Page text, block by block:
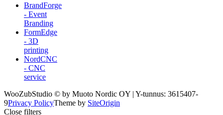
BrandForge
- Event
Branding
FormEdge
- 3D
printing
NordCNC
- CNC
service
WooZubStudio © by Muoto Nordic OY | Y-tunnus: 3615407-
9Privacy PolicyTheme by SiteOrigin
Close filters